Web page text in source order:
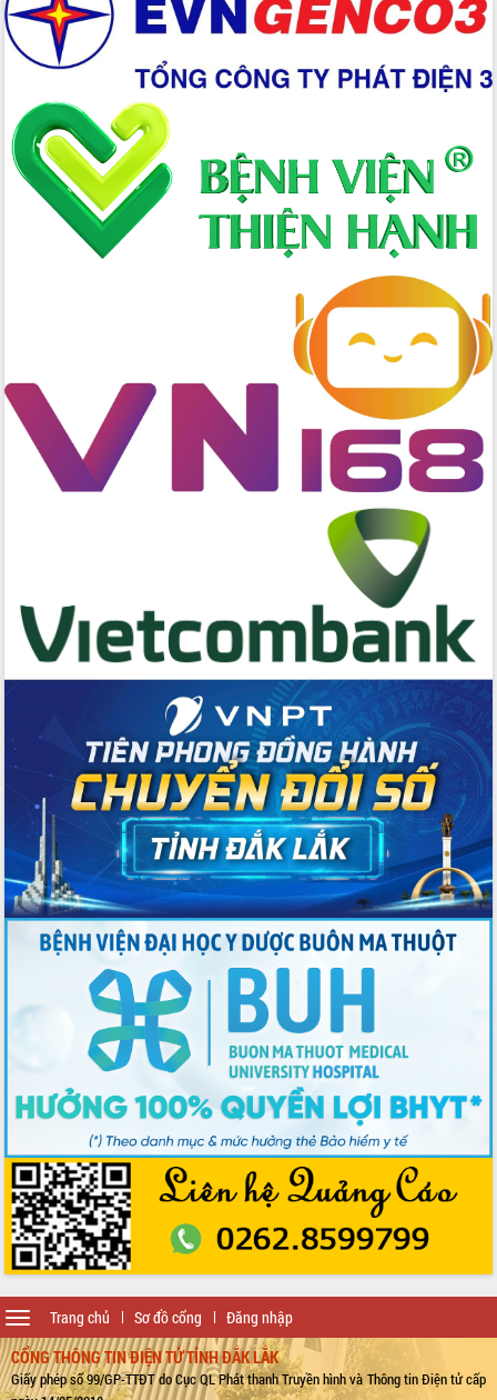
Trang chủ Sơ đồ cổng Đăng nhập
Toggle
navigation
CỔNG THÔNG TIN ĐIỆN TỬ TỈNH ĐẮK LẮK
Giấy phép số 99/GP-TTĐT do Cục QL Phát thanh Truyền hình và Thông tin Điện tử cấp